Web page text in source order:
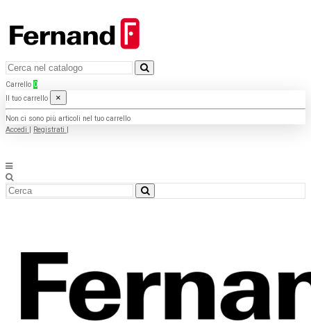
Carrello 0
Il tuo carrello
×
Non ci sono più articoli nel tuo carrello
Accedi
Registrati